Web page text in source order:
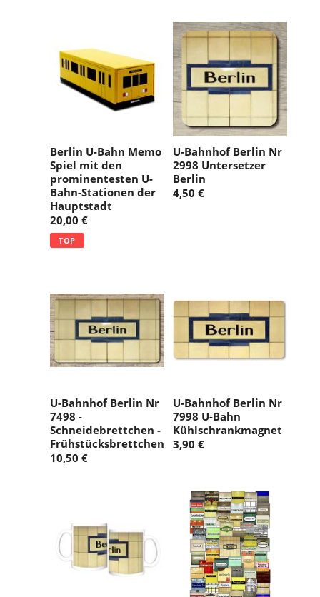
:
Berlin U-Bahn Memo
Spiel mit den
prominentesten U-
Bahn-Stationen der
Hauptstadt
20,00 €
TOP
U-Bahnhof Berlin Nr
2998 Untersetzer
Berlin
4,50 €
U-Bahnhof Berlin Nr
7498 -
Schneidebrettchen -
Frühstücksbrettchen
10,50 €
U-Bahnhof Berlin Nr
7998 U-Bahn
Kühlschrankmagnet
3,90 €